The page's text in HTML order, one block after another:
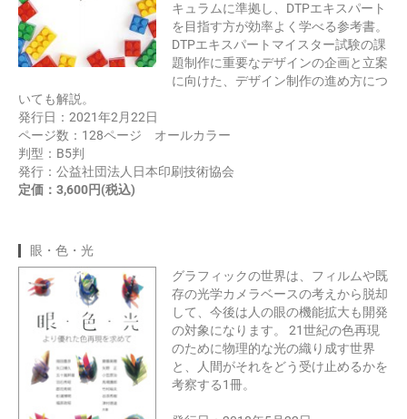
キュラムに準拠し、DTPエキスパート
を目指す方が効率よく学べる参考書。
DTPエキスパートマイスター試験の課
題制作に重要なデザインの企画と立案
に向けた、デザイン制作の進め方につ
いても解説。
発行日：2021年2月22日
ページ数：128ページ オールカラー
判型：B5判
発行：公益社団法人日本印刷技術協会
定価：3,600円(税込)
眼・色・光
グラフィックの世界は、フィルムや既
存の光学カメラベースの考えから脱却
して、今後は人の眼の機能拡大も開発
の対象になります。 21世紀の色再現
のために物理的な光の織り成す世界
と、人間がそれをどう受け止めるかを
考察する1冊。